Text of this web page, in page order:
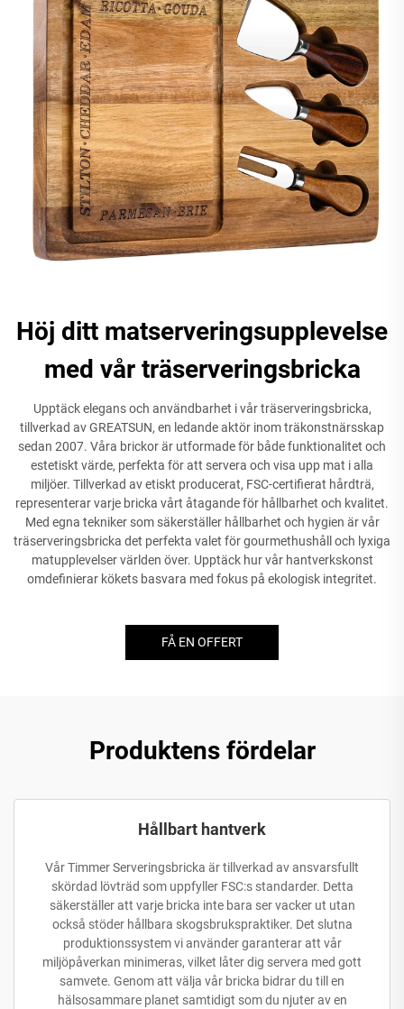
Höj ditt matserveringsupplevelse
med vår träserveringsbricka
Upptäck elegans och användbarhet i vår träserveringsbricka,
tillverkad av GREATSUN, en ledande aktör inom träkonstnärsskap
sedan 2007. Våra brickor är utformade för både funktionalitet och
estetiskt värde, perfekta för att servera och visa upp mat i alla
miljöer. Tillverkad av etiskt producerat, FSC-certifierat hårdträ,
representerar varje bricka vårt åtagande för hållbarhet och kvalitet.
Med egna tekniker som säkerställer hållbarhet och hygien är vår
träserveringsbricka det perfekta valet för gourmethushåll och lyxiga
matupplevelser världen över. Upptäck hur vår hantverkskonst
omdefinierar kökets basvara med fokus på ekologisk integritet.
FÅ EN OFFERT
Produktens fördelar
Hållbart hantverk
Vår Timmer Serveringsbricka är tillverkad av ansvarsfullt
skördad lövträd som uppfyller FSC:s standarder. Detta
säkerställer att varje bricka inte bara ser vacker ut utan
också stöder hållbara skogsbrukspraktiker. Det slutna
produktionssystem vi använder garanterar att vår
miljöpåverkan minimeras, vilket låter dig servera med gott
samvete. Genom att välja vår bricka bidrar du till en
hälsosammare planet samtidigt som du njuter av en